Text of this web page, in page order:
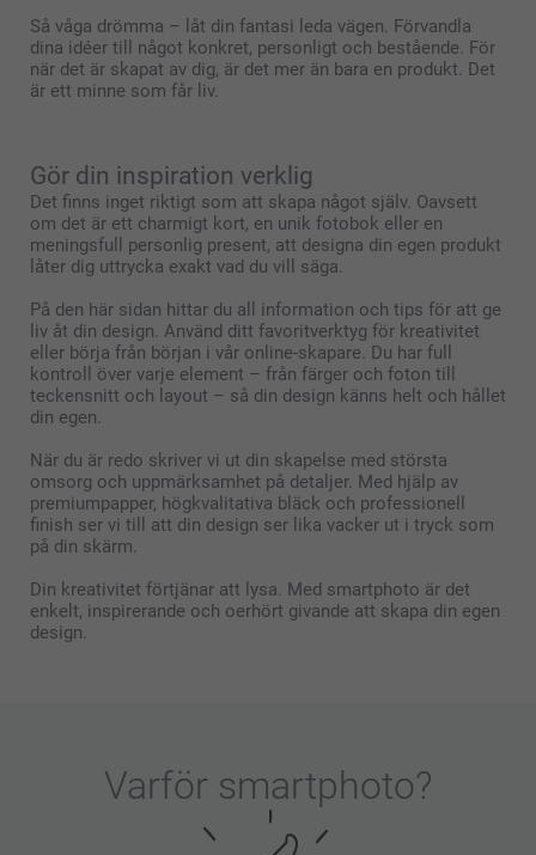
Så våga drömma – låt din fantasi leda vägen. Förvandla
dina idéer till något konkret, personligt och bestående. För
när det är skapat av dig, är det mer än bara en produkt. Det
är ett minne som får liv.
Gör din inspiration verklig
Det finns inget riktigt som att skapa något själv. Oavsett
om det är ett charmigt kort, en unik fotobok eller en
meningsfull personlig present, att designa din egen produkt
låter dig uttrycka exakt vad du vill säga.
På den här sidan hittar du all information och tips för att ge
liv åt din design. Använd ditt favoritverktyg för kreativitet
eller börja från början i vår online-skapare. Du har full
kontroll över varje element – från färger och foton till
teckensnitt och layout – så din design känns helt och hållet
din egen.
När du är redo skriver vi ut din skapelse med största
omsorg och uppmärksamhet på detaljer. Med hjälp av
premiumpapper, högkvalitativa bläck och professionell
finish ser vi till att din design ser lika vacker ut i tryck som
på din skärm.
Din kreativitet förtjänar att lysa. Med smartphoto är det
enkelt, inspirerande och oerhört givande att skapa din egen
design.
Varför smartphoto?